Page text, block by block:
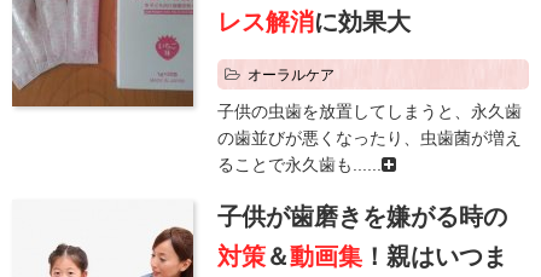
レス解消に効果大
オーラルケア
子供の虫歯を放置してしまうと、永久歯
の歯並びが悪くなったり、虫歯菌が増え
ることで永久歯も......
子供が歯磨きを嫌がる時の
対策＆動画集 ！親はいつま